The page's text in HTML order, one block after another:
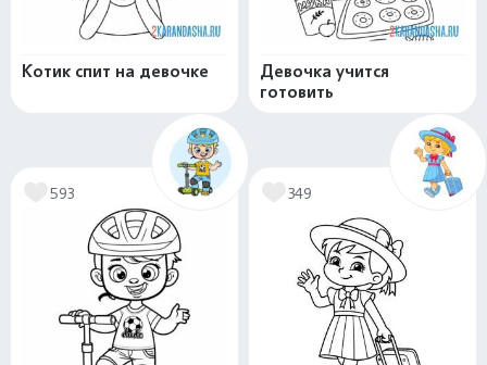
Котик спит на девочке
Девочка учится
готовить
593 349